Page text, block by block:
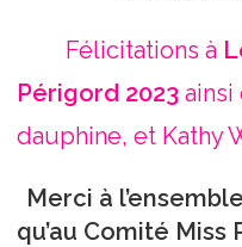
Félicitations à
Périgord 2023 ainsi
dauphine, et Kathy
Merci à
qu’au Comité Miss